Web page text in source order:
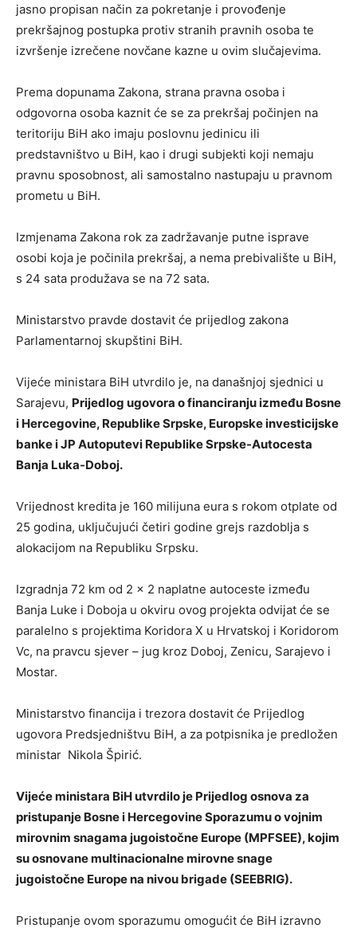
jasno propisan način za pokretanje i provođenje
prekršajnog postupka protiv stranih pravnih osoba te
izvršenje izrečene novčane kazne u ovim slučajevima.
Prema dopunama Zakona, strana pravna osoba i
odgovorna osoba kaznit će se za prekršaj počinjen na
teritoriju BiH ako imaju poslovnu jedinicu ili
predstavništvo u BiH, kao i drugi subjekti koji nemaju
pravnu sposobnost, ali samostalno nastupaju u pravnom
prometu u BiH.
Izmjenama Zakona rok za zadržavanje putne isprave
osobi koja je počinila prekršaj, a nema prebivalište u BiH,
s 24 sata produžava se na 72 sata.
Ministarstvo pravde dostavit će prijedlog zakona
Parlamentarnoj skupštini BiH.
Vijeće ministara BiH utvrdilo je, na današnjoj sjednici u
Sarajevu, Prijedlog ugovora o financiranju između Bosne
i Hercegovine, Republike Srpske, Europske investicijske
banke i JP Autoputevi Republike Srpske-Autocesta
Banja Luka-Doboj.
Vrijednost kredita je 160 milijuna eura s rokom otplate od
25 godina, uključujući četiri godine grejs razdoblja s
alokacijom na Republiku Srpsku.
Izgradnja 72 km od 2 x 2 naplatne autoceste između
Banja Luke i Doboja u okviru ovog projekta odvijat će se
paralelno s projektima Koridora X u Hrvatskoj i Koridorom
Vc, na pravcu sjever – jug kroz Doboj, Zenicu, Sarajevo i
Mostar.
Ministarstvo financija i trezora dostavit će Prijedlog
ugovora Predsjedništvu BiH, a za potpisnika je predložen
ministar Nikola Špirić.
Vijeće ministara BiH utvrdilo je Prijedlog osnova za
pristupanje Bosne i Hercegovine Sporazumu o vojnim
mirovnim snagama jugoistočne Europe (MPFSEE), kojim
su osnovane multinacionalne mirovne snage
jugoistočne Europe na nivou brigade (SEEBRIG).
Pristupanje ovom sporazumu omogućit će BiH izravno